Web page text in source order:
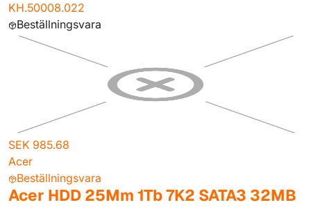
KH.50008.022
Beställningsvara
SEK 985.68
Acer
Beställningsvara
Acer HDD 25Mm 1Tb 7K2 SATA3 32MB